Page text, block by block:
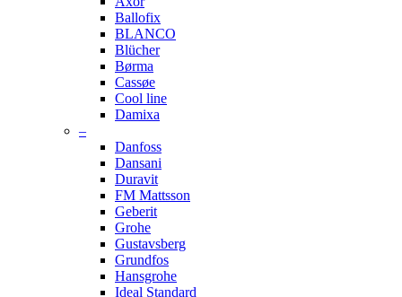
Ballofix
BLANCO
Blücher
Børma
Cassøe
Cool line
Damixa
–
Danfoss
Dansani
Duravit
FM Mattsson
Geberit
Grohe
Gustavsberg
Grundfos
Hansgrohe
Ideal Standard